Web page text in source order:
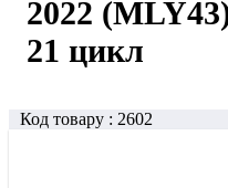
2022
21 цикл
Код товару : 2602